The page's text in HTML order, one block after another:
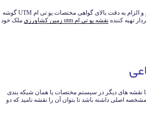
و الزام به دقت بالای گواهی مختصات یو تی ام UTM گوشه
تهیه کننده نقشه یو تی ام utm زمین کشاورزی
ملک خود
نقشه های دیگر در سیستم مختصات یا همان شبکه بندی
اصلی داشته باشد تا بتوان آن را نقشه نامید که دو